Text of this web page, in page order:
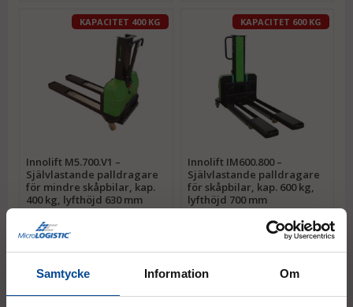
Samtycke Information Om
KAPACITET 400 KG
Innolift M5.700.V1 –
Självlastande palldragare
för mindre skåpbilar, kap.
400 kg, lyfthöjd 630 mm
79 500 kr
KAPACITET 600 KG
Innolift IM600.800 –
Självlastande palldragare
för skåpbilar, kap. 600 kg,
lyfthöjd 700 mm
79 875 kr